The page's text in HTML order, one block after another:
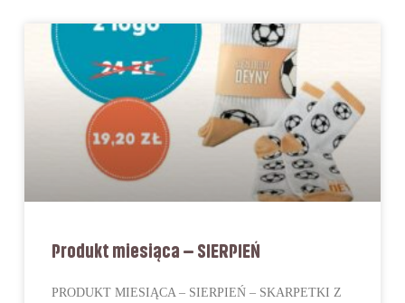
Produkt miesiąca – SIERPIEŃ
PRODUKT MIESIĄCA – SIERPIEŃ – SKARPETKI Z